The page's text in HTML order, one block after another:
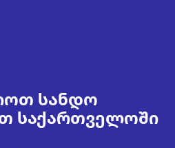
სანდო
საქართველოში